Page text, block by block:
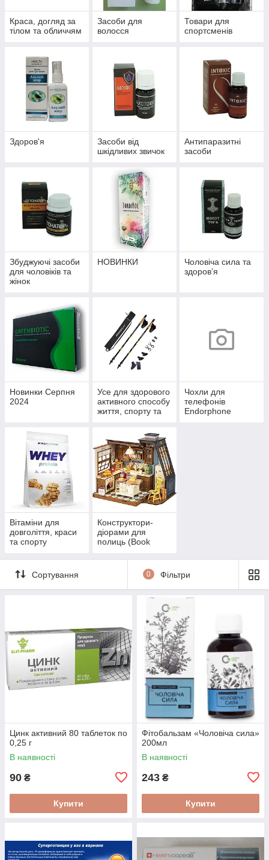
Краса, догляд за
тілом та обличчям
Засоби для
волосся
Товари для
спортсменів
Здоров'я
Засоби від
шкідливих звичок
Антипаразитні
засоби
Збуджуючі засоби
для чоловіків та
жінок
НОВИНКИ
Чоловіча сила та
здоров’я
Новинки Серпня
2024
Усе для здорового
активного способу
життя, спорту та
Чохли для
телефонів
Endorphone
Вітаміни для
довголіття, краси
та спорту
Конструктори-
діорами для
полиць (Book
Сортування 0 Фільтри
Цинк активний 80 таблеток по
0,25 г
В наявності
90 ₴
Купити
Фітобальзам «Чоловіча сила»
200мл
В наявності
243 ₴
Купити